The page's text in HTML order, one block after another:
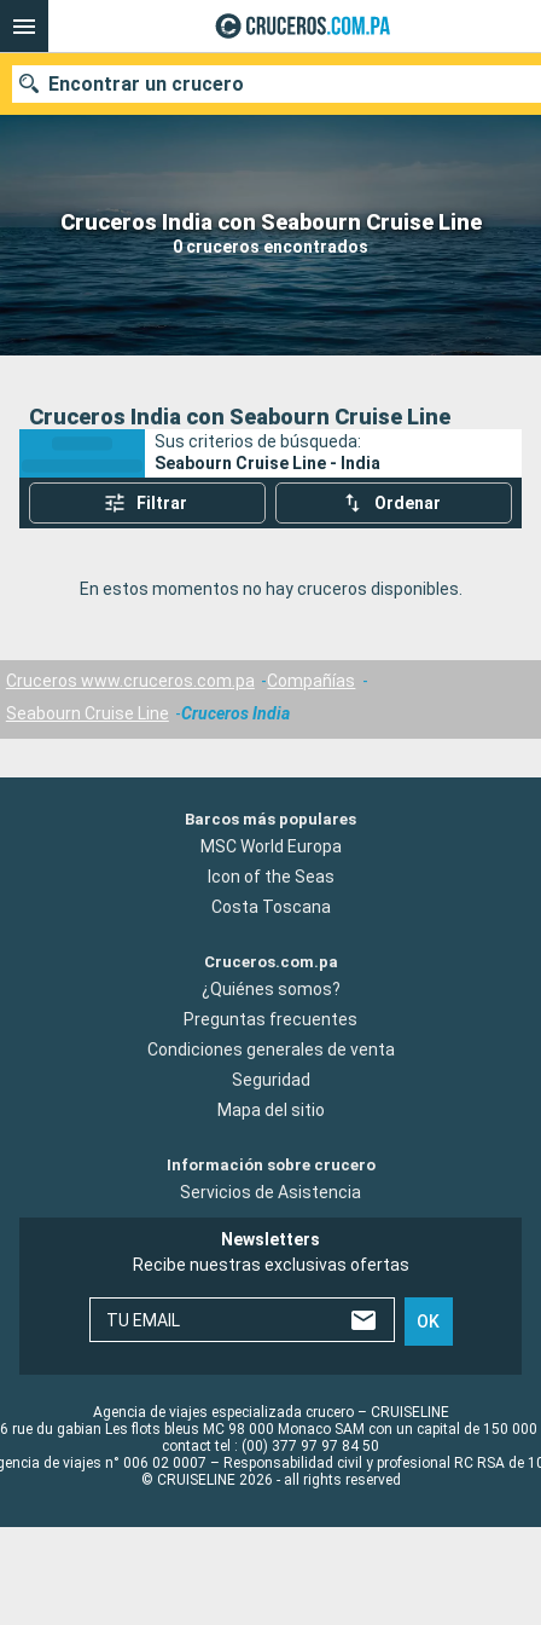
Cruceros India con Seabourn Cruise Line
0 cruceros encontrados
Encontrar un crucero
Nuestros destinos
Fecha de salida
Puertos Compañías
Cruceros India con Seabourn Cruise Line
Sus criterios de búsqueda:
Seabourn Cruise Line - India
Filtrar Ordenar
En estos momentos no hay cruceros disponibles.
Cruceros www.cruceros.com.pa
Compañías
Seabourn Cruise Line
Cruceros India
Barcos más populares
MSC World Europa
Icon of the Seas
Costa Toscana
Cruceros.com.pa
¿Quiénes somos?
Preguntas frecuentes
Condiciones generales de venta
Seguridad
Mapa del sitio
Información sobre crucero
Servicios de Asistencia
Newsletters
Recibe nuestras exclusivas ofertas
TU EMAIL OK
Agencia de viajes especializada crucero – CRUISELINE
rue du gabian Les flots bleus MC 98 000 Monaco SAM con un capital de 150 000
contact tel : (00) 377 97 97 84 50
de viajes n° 006 02 0007 – Responsabilidad civil y profesional RC RSA de
© CRUISELINE 2026 - all rights reserved